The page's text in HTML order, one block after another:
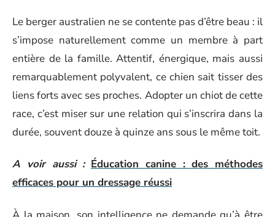
Le berger australien ne se contente pas d’être beau : il
s’impose naturellement comme un membre à part
entière de la famille. Attentif, énergique, mais aussi
remarquablement polyvalent, ce chien sait tisser des
liens forts avec ses proches. Adopter un chiot de cette
race, c’est miser sur une relation qui s’inscrira dans la
durée, souvent douze à quinze ans sous le même toit.
A voir aussi : Éducation canine : des méthodes
efficaces pour un dressage réussi